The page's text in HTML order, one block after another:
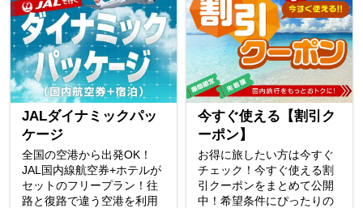
JALダイナミックパッ
ケージ
全国の空港から出発OK！
JAL国内線航空券+ホテルが
セットのフリープラン！往
路と復路で違う空港を利用
今すぐ使える【割引ク
ーポン】
お得に旅したい方は今すぐ
チェック！今すぐ使える割
引クーポンをまとめて公開
中！希望条件にぴったりの